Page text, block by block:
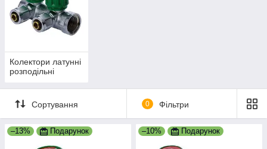
Колектори латунні
розподільні
Сортування 0 Фільтри
–13% Подарунок –10% Подарунок